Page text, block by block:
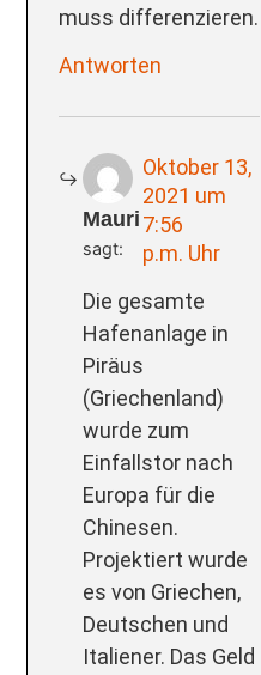
muss differenzieren.
Antworten
Mauri
sagt:
Oktober 13,
2021 um
7:56
p.m. Uhr
Die gesamte
Hafenanlage in
Piräus
(Griechenland)
wurde zum
Einfallstor nach
Europa für die
Chinesen.
Projektiert wurde
es von Griechen,
Deutschen und
Italiener. Das Geld